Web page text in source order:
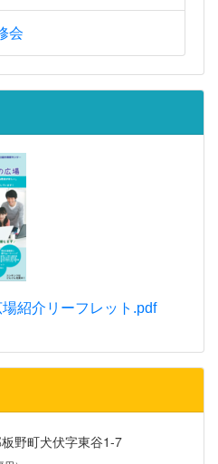
会
紹介リーフレット.pdf
野町犬伏字東谷1-7